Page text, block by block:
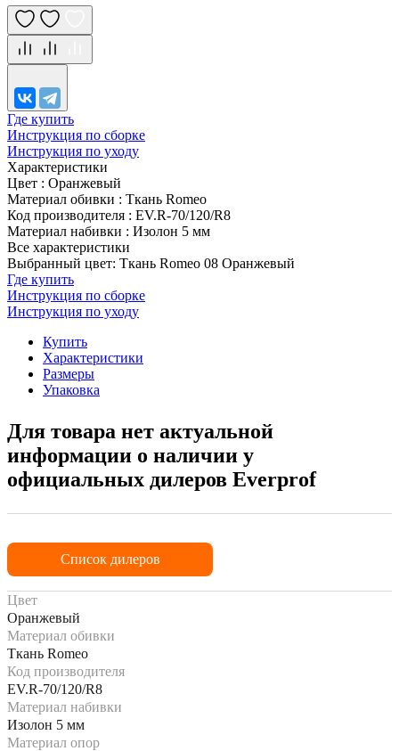
Где купить
Инструкция по сборке
Инструкция по уходу
Характеристики
Цвет : Оранжевый
Материал обивки : Ткань Romeo
Код производителя : EV.R-70/120/R8
Материал набивки : Изолон 5 мм
Все характеристики
Выбранный цвет: Ткань Romeo 08 Оранжевый
Где купить
Инструкция по сборке
Инструкция по уходу
Купить
Характеристики
Размеры
Упаковка
Для товара нет актуальной
информации о наличии у
официальных дилеров Everprof
Список дилеров
Цвет
Оранжевый
Материал обивки
Ткань Romeo
Код производителя
EV.R-70/120/R8
Материал набивки
Изолон 5 мм
Материал опор